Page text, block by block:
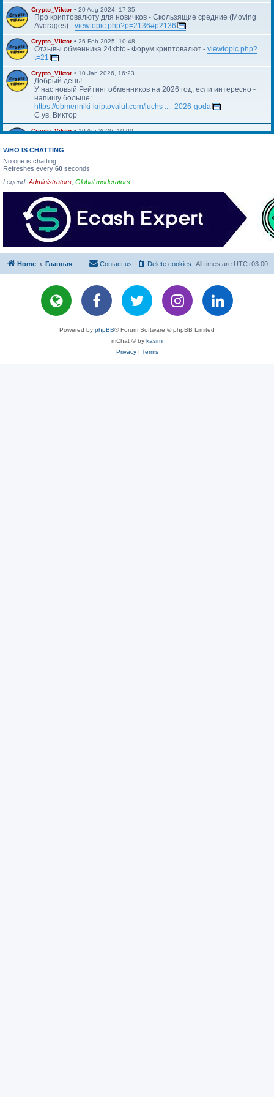
Crypto_Viktor • 20 Aug 2024, 17:35
Про криптовалюту для новичков - Скользящие средние (Moving
Averages) - viewtopic.php?p=2136#p2136
Crypto_Viktor • 26 Feb 2025, 10:48
Отзывы обменника 24xbtc - Форум криптовалют - viewtopic.php?
t=21
Crypto_Viktor • 10 Jan 2026, 16:23
Добрый день!
У нас новый Рейтинг обменников на 2026 год, если интересно -
напишу больше:
https://obmenniki-kriptovalut.com/luchs ... -2026-goda
С ув. Виктор
Crypto_Viktor•10 Apr 2026, 10:00
WHO IS CHATTING
No one is chatting
Refreshes every 60 seconds
Legend: Administrators Global moderators
Home Главная All times are UTC+03:00
Delete cookies
Contact us
Powered by phpBB® Forum Software © phpBB Limited
mChat © by kasimi
Privacy| Terms